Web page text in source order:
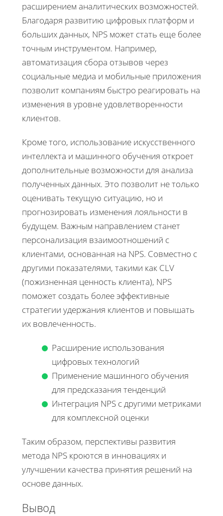
расширением аналитических возможностей.
Благодаря развитию цифровых платформ и
больших данных, NPS может стать еще более
точным инструментом. Например,
автоматизация сбора отзывов через
социальные медиа и мобильные приложения
позволит компаниям быстро реагировать на
изменения в уровне удовлетворенности
клиентов.
Кроме того, использование искусственного
интеллекта и машинного обучения откроет
дополнительные возможности для анализа
полученных данных. Это позволит не только
оценивать текущую ситуацию, но и
прогнозировать изменения лояльности в
будущем. Важным направлением станет
персонализация взаимоотношений с
клиентами, основанная на NPS. Совместно с
другими показателями, такими как CLV
(пожизненная ценность клиента), NPS
поможет создать более эффективные
стратегии удержания клиентов и повышать
их вовлеченность.
Расширение использования
цифровых технологий
Применение машинного обучения
для предсказания тенденций
Интеграция NPS с другими метриками
для комплексной оценки
Таким образом, перспективы развития
метода NPS кроются в инновациях и
улучшении качества принятия решений на
основе данных.
Вывод